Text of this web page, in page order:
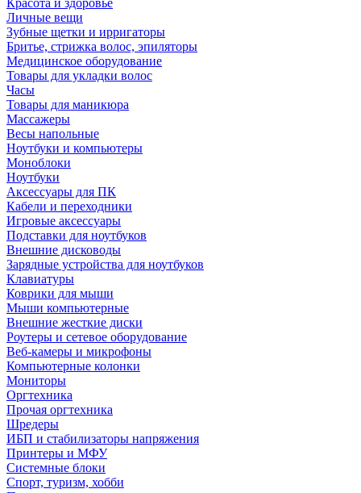
Красота и здоровье
Личные вещи
Зубные щетки и ирригаторы
Бритье, стрижка волос, эпиляторы
Медицинское оборудование
Товары для укладки волос
Часы
Товары для маникюра
Массажеры
Весы напольные
Ноутбуки и компьютеры
Моноблоки
Ноутбуки
Аксессуары для ПК
Кабели и переходники
Игровые аксессуары
Подставки для ноутбуков
Внешние дисководы
Зарядные устройства для ноутбуков
Клавиатуры
Коврики для мыши
Мыши компьютерные
Внешние жесткие диски
Роутеры и сетевое оборудование
Веб-камеры и микрофоны
Компьютерные колонки
Мониторы
Оргтехника
Прочая оргтехника
Шредеры
ИБП и стабилизаторы напряжения
Принтеры и МФУ
Системные блоки
Спорт, туризм, хобби